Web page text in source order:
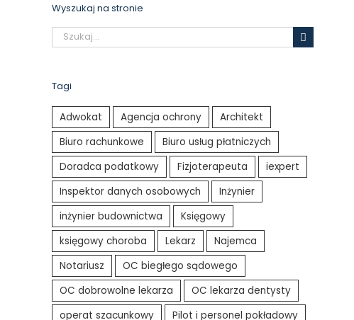
Wyszukaj na stronie
Szukaj
Tagi
Adwokat Agencja ochrony
Architekt
Biuro rachunkowe
Biuro usług płatniczych
Doradca podatkowy
Fizjoterapeuta
iexpert
Inspektor danych osobowych
Inżynier
inżynier budownictwa
Księgowy
księgowy choroba
Lekarz
Najemca
Notariusz
OC biegłego sądowego
OC dobrowolne lekarza
OC lekarza dentysty
operat szacunkowy
Pilot i personel pokładowy